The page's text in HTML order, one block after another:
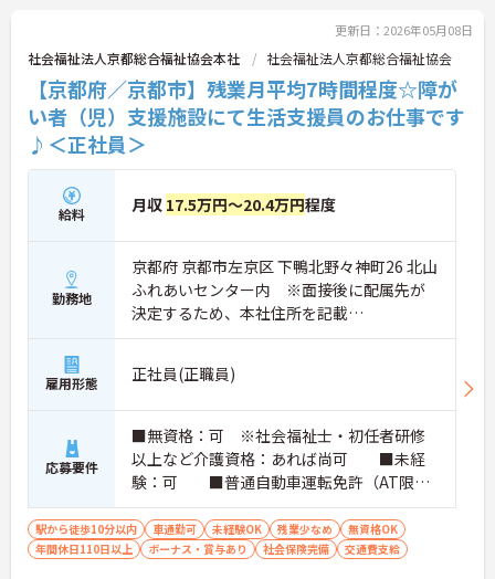
更新日：2026年05月08日
社会福祉法人京都総合福祉協会本社 社会福祉法人京都総合福祉協会
【京都府／京都市】残業月平均7時間程度☆障が
い者（児）支援施設にて生活支援員のお仕事です
♪＜正社員＞
給料 月収 17.5万円～20.4万円程度
勤務地
京都府 京都市左京区 下鴨北野々神町26 北山
ふれあいセンター内 ※面接後に配属先が
決定するため、本社住所を記載
京都市地下鉄烏丸線「北山(京都)駅」徒歩6
雇用形態 正社員(正職員)
応募要件
■無資格：可 ※社会福祉士・初任者研修
以上など介護資格：あれば尚可 ■未経
験：可 ■普通自動車運転免許（AT限定
可）：必須
駅から徒歩10分以内 車通勤可 未経験OK 残業少なめ
無資格OK
年間休日110日以上
ボーナス・賞与あり 社会保険完備 交通費支給